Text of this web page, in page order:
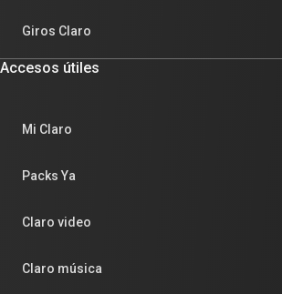
Giros Claro
Accesos útiles
Mi Claro
Packs Ya
Claro video
Claro música